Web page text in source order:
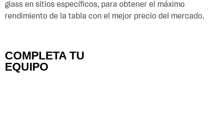
glass en sitios específicos, para obtener el máximo
rendimiento de la tabla con el mejor precio del mercado.
COMPLETA TU
EQUIPO